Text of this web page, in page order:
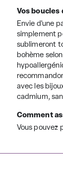
Vos
Envie d'une
simplement
sublimeront
bohème
avec les
cadmium,
Comment
Vous pouvez